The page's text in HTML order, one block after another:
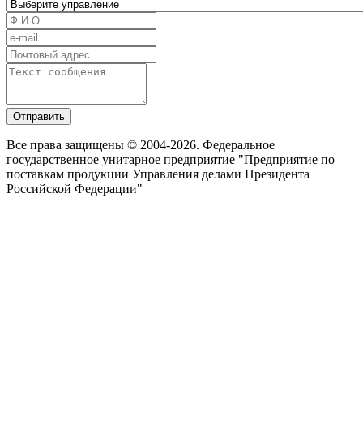
Отправить
Все права защищены © 2004-2026. Федеральное
государственное унитарное предприятие "Предприятие по
поставкам продукции Управления делами Президента
Российской Федерации"